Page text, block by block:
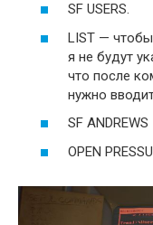
SF USERS.
LIST — чтобы
я не будут
что после
нужно
SF ANDREWS
OPEN